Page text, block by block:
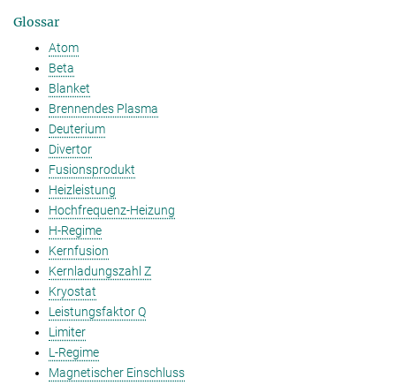
Glossar
Atom
Beta
Blanket
Brennendes Plasma
Deuterium
Divertor
Fusionsprodukt
Heizleistung
Hochfrequenz-Heizung
H-Regime
Kernfusion
Kernladungszahl Z
Kryostat
Leistungsfaktor Q
Limiter
L-Regime
Magnetischer Einschluss